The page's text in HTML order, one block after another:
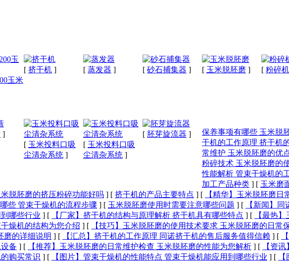
玉米
[ 挤干机 ] [ 蒸发器 ] [ 砂石捕集器 ] [ 玉米脱胚磨 ] [ 粉碎机
]
[ 玉米投料口吸
尘清杂系统 ]
[ 玉米投料口吸
尘清杂系统 ]
[ 胚芽旋流器 ]
保养事项有哪些 玉米脱
干机的工作原理 挤干机
常维护 玉米脱胚磨的优
粉碎技术 玉米脱胚磨的
性能解析 管束干燥机的
加工产品种类 ] [ 玉米磨
脱胚磨的挤压粉碎功能好吗 ] [ 挤干机的产品主要特点 ] [
【精华】玉米脱胚磨
些 管束干燥机的流程步骤 ] [ 玉米脱胚磨使用时需要注意哪些问题 ] [
【新闻】
哪些行业 ] [ 【厂家】挤干机的结构与原理解析 挤干机具有哪些特点 ] [
【最热
燥机的结构为您介绍 ] [ 【技巧】玉米脱胚磨的使用技术要求 玉米脱胚磨的日常
磨的详细说明 ] [ 【汇总】挤干机的工作原理 同诺挤干机的售后服务值得信赖 ] [
备 ] [ 【推荐】玉米脱胚磨的日常维护检查 玉米脱胚磨的性能为您解析 ] [
【资
购买常识 ] [ 【图片】管束干燥机的性能特点 管束干燥机能应用到哪些行业 ] [